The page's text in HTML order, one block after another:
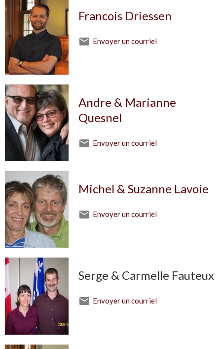
Francois Driessen
Envoyer un courriel
Andre & Marianne
Quesnel
Envoyer un courriel
Michel & Suzanne Lavoie
Envoyer un courriel
Serge & Carmelle Fauteux
Envoyer un courriel